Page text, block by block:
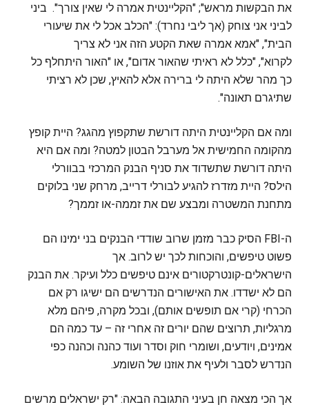
את הבקשות מראש"; "הקליינטית אמרה לי שאין צורך". ביני
לביני אני צוחק (אך ליבי נחרד): "הכלב אכל לי את שיעורי
הבית", "אמא אמרה שאת הקטע הזה אני לא צריך
לקרוא", "כלל לא ראיתי שהאור אדום", או "האור היתחלף כל
כך מהר שלא היתה לי ברירה אלא להאיץ, שכן לא רציתי
שתיגרם תאונה".
ומה אם הקליינטית היתה דורשת שתקפוץ מהגג? היית קופץ
מהקומה החמישית אל מערבל הבטון למטה? ומה אם היא
היתה דורשת שתשדוד את סניף הבנק המרכזי בבוורלי
הילס? היית מזדרז להגיע לבורלי דרייב, מרחק שני בלוקים
מתחנת המשטרה ומבצע שם את זממה-או זממך?
ה-FBI הסיק כבר מזמן שרוב שודדי הבנקים בני ימינו הם
פשוט טיפשים, והוכחות לכך יש לרוב. אך
הישראלים-קונטרקטורים אינם טיפשים כלל ועיקר. את הבנק
הם לא ישדדו. את האישורים הנדרשים הם ישיגו רק אם
הכרחי (קרי אם תופשים אותם), ובכל מקרה, פיהם מלא
מרגליות, תרוצים שהם יורים זה אחרי זה – עד כמה הם
אמינים, ויודעים, ושומרי חוק וסדר ועוד כהנה וכהנה כפי
הנדרש לסבר ולעיף את אוזנו של השומע.
אך הכי מצאה חן בעיני התגובה הבאה: "רק ישראלים מרשים